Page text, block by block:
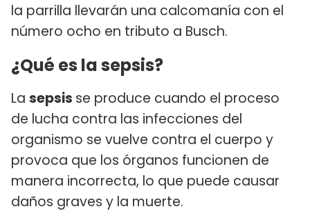
la parrilla llevarán una calcomanía con el
número ocho en tributo a Busch.
¿Qué es la sepsis?
La sepsis se produce cuando el proceso
de lucha contra las infecciones del
organismo se vuelve contra el cuerpo y
provoca que los órganos funcionen de
manera incorrecta, lo que puede causar
daños graves y la muerte.